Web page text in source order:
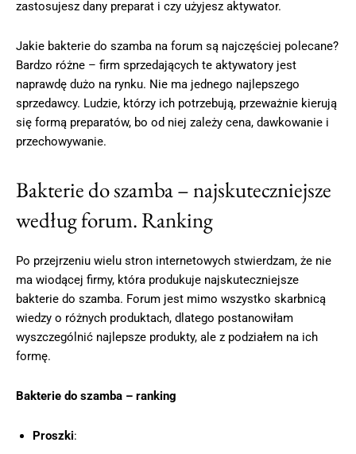
zastosujesz dany preparat i czy użyjesz aktywator.
Jakie bakterie do szamba na forum są najczęściej polecane?
Bardzo różne – firm sprzedających te aktywatory jest
naprawdę dużo na rynku. Nie ma jednego najlepszego
sprzedawcy. Ludzie, którzy ich potrzebują, przeważnie kierują
się formą preparatów, bo od niej zależy cena, dawkowanie i
przechowywanie.
Bakterie do szamba – najskuteczniejsze
według forum. Ranking
Po przejrzeniu wielu stron internetowych stwierdzam, że nie
ma wiodącej firmy, która produkuje najskuteczniejsze
bakterie do szamba. Forum jest mimo wszystko skarbnicą
wiedzy o różnych produktach, dlatego postanowiłam
wyszczególnić najlepsze produkty, ale z podziałem na ich
formę.
Bakterie do szamba – ranking
Proszki: